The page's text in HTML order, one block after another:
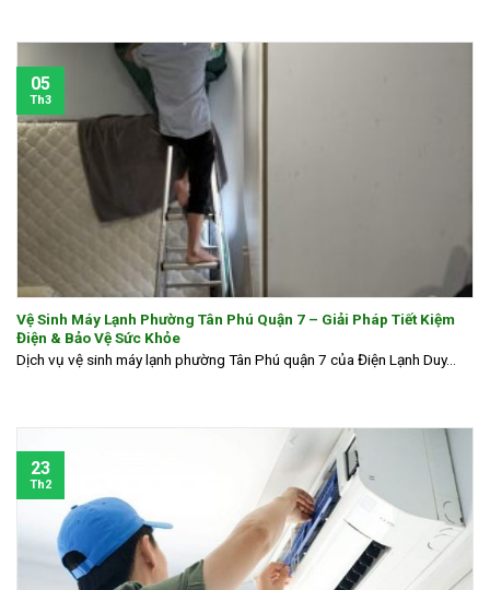
Vệ Sinh Máy Lạnh Phường Tân Phú Quận 7 – Giải Pháp Tiết Kiệm
Điện & Bảo Vệ Sức Khỏe
Dịch vụ vệ sinh máy lạnh phường Tân Phú quận 7 của Điện Lạnh Duy...
05
Th3
23
Th2